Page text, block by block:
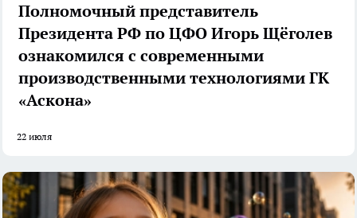
Полномочный представитель
Президента РФ по ЦФО Игорь Щёголев
ознакомился с современными
производственными технологиями ГК
«Аскона»
22 июля